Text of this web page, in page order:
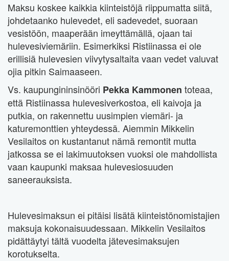
Maksu koskee kaikkia kiinteistöjä riippumatta siitä,
johdetaanko hulevedet, eli sadevedet, suoraan
vesistöön, maaperään imeyttämällä, ojaan tai
hulevesiviemäriin. Esimerkiksi Ristiinassa ei ole
erillisiä hulevesien viivytysaltaita vaan vedet valuvat
ojia pitkin Saimaaseen.
Vs. kaupungininsinööri Pekka Kammonen toteaa,
että Ristiinassa hulevesiverkostoa, eli kaivoja ja
putkia, on rakennettu uusimpien viemäri- ja
katuremonttien yhteydessä. Aiemmin Mikkelin
Vesilaitos on kustantanut nämä remontit mutta
jatkossa se ei lakimuutoksen vuoksi ole mahdollista
vaan kaupunki maksaa hulevesiosuuden
saneerauksista.
Hulevesimaksun ei pitäisi lisätä kiinteistönomistajien
maksuja kokonaisuudessaan. Mikkelin Vesilaitos
pidättäytyi tältä vuodelta jätevesimaksujen
korotukselta.